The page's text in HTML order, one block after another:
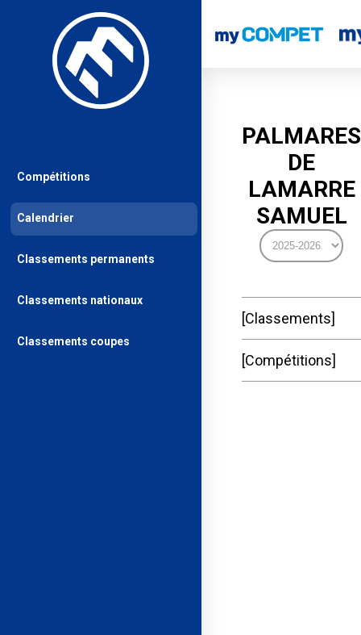
PALMARES
DE
LAMARRE
SAMUEL
Classements
Compétitions
Compétitions
Calendrier
Classements permanents
Classements nationaux
Classements coupes